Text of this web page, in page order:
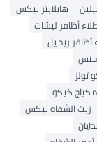
هايلايتر نيكس
أظافر ليشات
أظافر ريميل
تولز
كيكو
زيت الشفاه نيكس